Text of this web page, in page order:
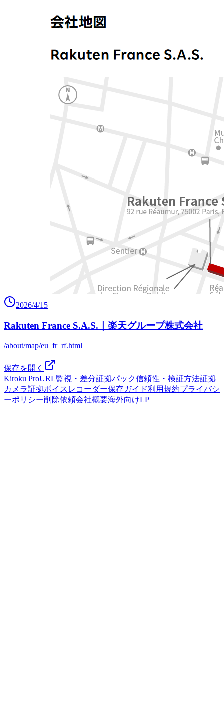
2026/4/15
Rakuten France S.A.S.｜楽天グループ株式会社
/about/map/eu_fr_rf.html
保存を開く
Kiroku ProURL監視・差分証拠パック信頼性・検証方法証拠
カメラ証拠ボイスレコーダー保存ガイド利用規約プライバシ
ーポリシー削除依頼会社概要海外向けLP